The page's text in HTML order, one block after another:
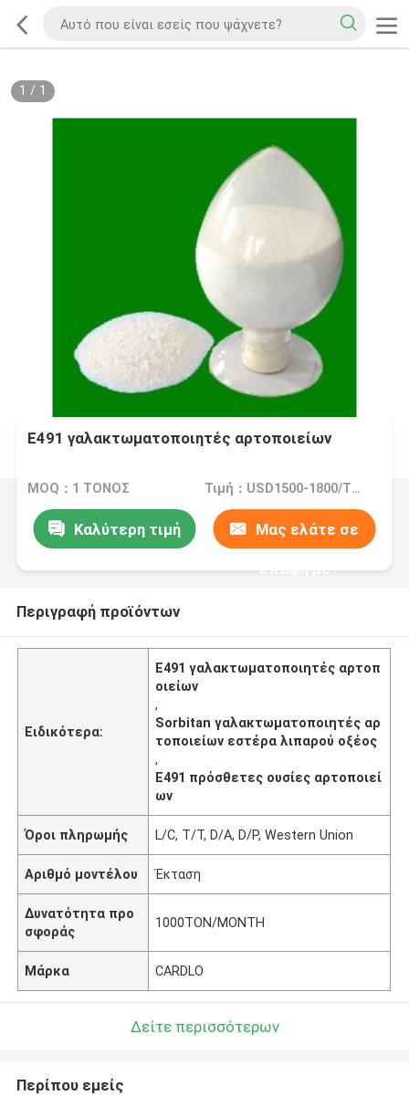
1 / 1
E491 γαλακτωματοποιητές αρτοποιείων
MOQ：1 ΤΟΝΟΣ Τιμή：USD1500-1800/TON
Καλύτερη τιμή Μας ελάτε σε
επαφή με
Περιγραφή προϊόντων
Ειδικότερα:
E491 γαλακτωματοποιητές αρτοπ
οιείων
,
Sorbitan γαλακτωματοποιητές αρ
τοποιείων εστέρα λιπαρού οξέος
,
E491 πρόσθετες ουσίες αρτοποιεί
ων
Όροι πληρωμής L/C, T/T, D/A, D/P, Western Union
Αριθμό μοντέλου Έκταση
Δυνατότητα προ
σφοράς
1000TON/MONTH
Μάρκα CARDLO
Δείτε περισσότερων
Περίπου εμείς